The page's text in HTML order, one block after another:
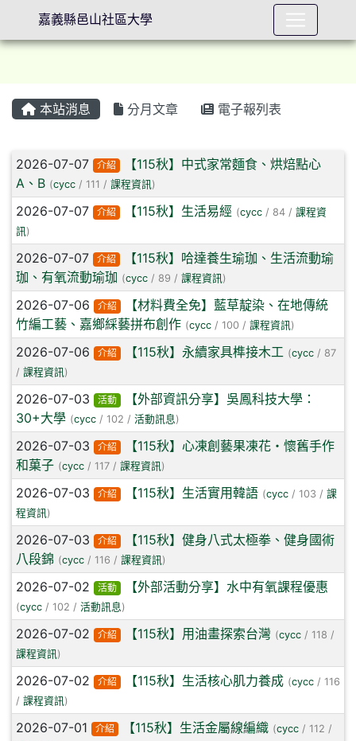
本站消息 分月文章 電子報列表
文章列表
2026-07-07 介紹
【115秋】中式家常麵食、烘焙點心
A、B (cycc / 111 / 課程資訊)
2026-07-07 介紹 【115秋】生活易經 (cycc/ 84 / 課程資
訊)
2026-07-07 介紹
【115秋】哈達養生瑜珈、生活流動瑜
珈、有氧流動瑜珈 (cycc / 89 / 課程資訊)
2026-07-06 介紹
【材料費全免】藍草靛染、在地傳統
竹編工藝、嘉鄉綵藝拼布創作 (cycc / 100 / 課程資訊)
2026-07-06 介紹 【115秋】永續家具榫接木工 (cycc/ 87
/ 課程資訊)
2026-07-03 活動
【外部資訊分享】吳鳳科技大學：
30+大學 (cycc / 102 / 活動訊息)
2026-07-03 介紹
【115秋】心凍創藝果凍花・懷舊手作
和菓子 (cycc / 117 / 課程資訊)
2026-07-03 介紹 【115秋】生活實用韓語 (cycc/ 103 / 課
程資訊)
2026-07-03 介紹
【115秋】健身八式太極拳、健身國術
八段錦 (cycc / 116 / 課程資訊)
2026-07-02 活動 【外部活動分享】水中有氧課程優惠
(cycc / 102 / 活動訊息)
2026-07-02 介紹 【115秋】用油畫探索台灣 (cycc/ 118 /
課程資訊)
2026-07-02 介紹 【115秋】生活核心肌力養成 (cycc/ 116
/ 課程資訊)
2026-07-01 介紹 【115秋】生活金屬線編織 (cycc/ 112 /
嘉義縣邑山社區大學